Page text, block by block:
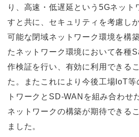
り、高速・低遅延という5Gネット
すと共に、セキュリティを考慮し
可能な閉域ネットワーク環境を構
たネットワーク環境において各種
作検証を行い、有効に利用できる
た。またこれにより今後工場IoT等
トワークとSD-WANを組み合わせ
ネットワークの構築が期待できる
ました。